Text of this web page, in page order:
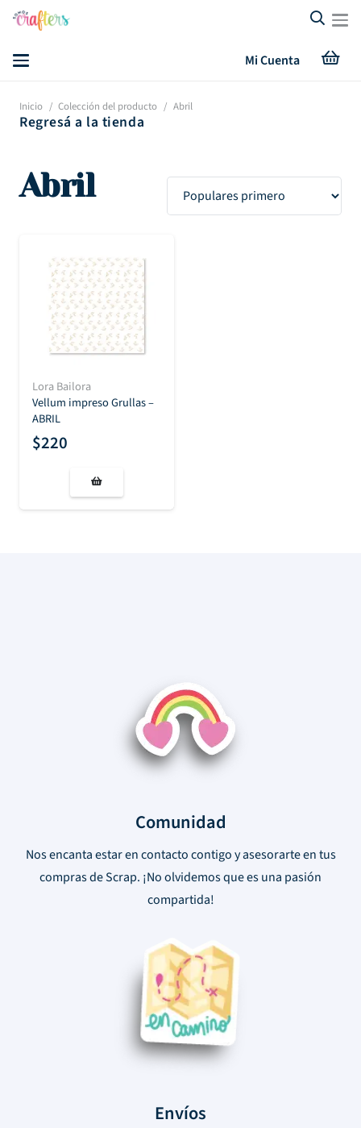
Mi Cuenta
Inicio / Colección del producto / Abril
Regresá a la tienda
Abril
Lora Bailora
Vellum impreso Grullas –
ABRIL
$220
Comunidad
Nos encanta estar en contacto contigo y asesorarte en tus
compras de Scrap. ¡No olvidemos que es una pasión
compartida!
Envíos